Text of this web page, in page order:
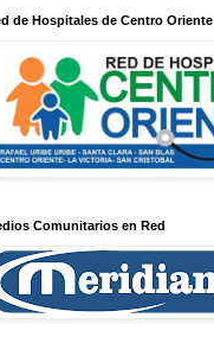
de Hospitales de Centro Oriente
Comunitarios en Red